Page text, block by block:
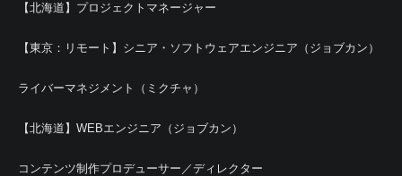
【北海道】プロジェクトマネージャー
【東京：リモート】シニア・ソフトウェアエンジニア（ジョブカン）
ライバーマネジメント（ミクチャ）
【北海道】WEBエンジニア（ジョブカン）
コンテンツ制作プロデューサー／ディレクター